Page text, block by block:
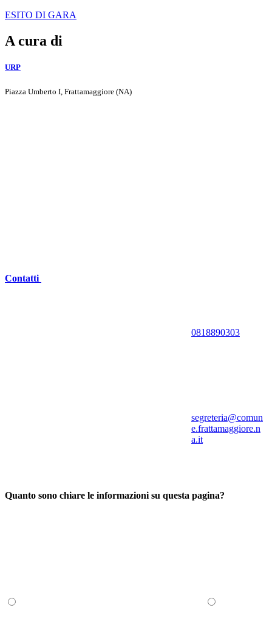
ESITO DI GARA
A cura di
URP
Piazza Umberto I, Frattamaggiore (NA)
Contatti
0818890303
segreteria@comun
e.frattamaggiore.n
a.it
Quanto sono chiare le informazioni su questa pagina?